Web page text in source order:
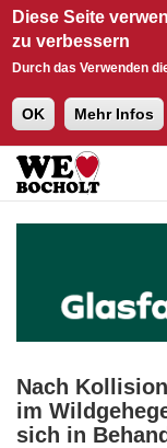
Diese Seite
zu verbessern
Durch das Verwenden
OK Mehr Infos
Direkt zum Inhalt
Nach
im
sich in